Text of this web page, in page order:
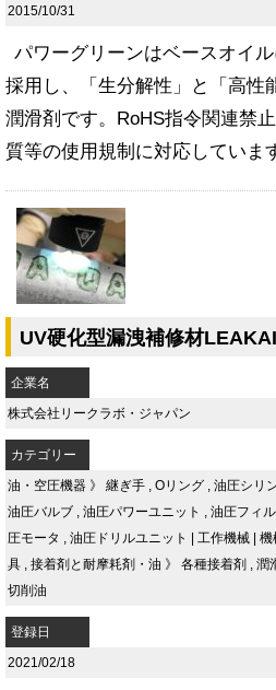
2015/10/31
パワーグリーンはベースオイ
採用し、「生分解性」と「高性
潤滑剤です。RoHS指令関連禁
質等の使用規制に対応していま
UV硬化型漏洩補修材
企業名
株式会社リークラボ・ジャパン
カテゴリー
油・空圧機器 》 継ぎ手 Oリング 油圧シリ
油圧バルブ
油圧パワーユニット 油圧フィ
圧モータ
油圧ドリルユニット | 工作機械 | 機
具
接着剤と耐摩耗剤・油 》 各種接着剤 潤
切削油
登録日
2021/02/18